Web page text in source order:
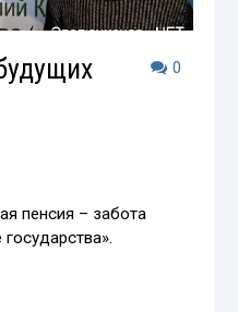
0
пенсия – забота